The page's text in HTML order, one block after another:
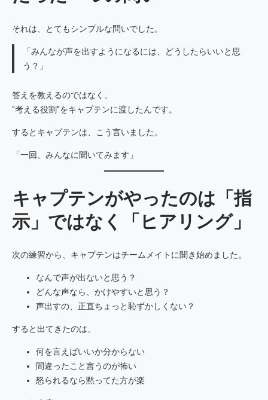
それは、とてもシンプルな問いでした。
「みんなが声を出すようになるには、どうしたらいいと思
う？」
答えを教えるのではなく、
“考える役割”をキャプテンに渡したんです。
するとキャプテンは、こう言いました。
「一回、みんなに聞いてみます」
キャプテンがやったのは「指
示」ではなく「ヒアリング」
次の練習から、キャプテンはチームメイトに聞き始めました。
なんで声が出ないと思う？
どんな声なら、かけやすいと思う？
声出すの、正直ちょっと恥ずかしくない？
すると出てきたのは、
何を言えばいいか分からない
間違ったこと言うのが怖い
怒られるなら黙ってた方が楽